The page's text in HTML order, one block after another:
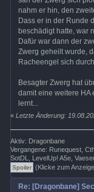
nahm er hin, den
Dass er in der Runde
beschädigt hatte, war
Dafür war dann der
Zwerg geheilt wurde,
Racheengel sich
Besagter Zwerg hat
damit eine weitere HA
lernt...
«Letzte Änderung:
Aktiv: Dragonbane
Vergangene: Runequest,
SotDL, LevelUp! A5e,
(Klicke zum
Re: [Dragonbane]